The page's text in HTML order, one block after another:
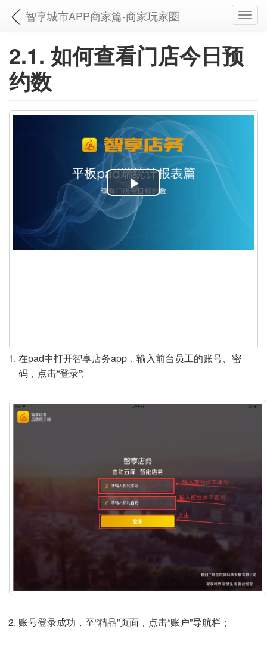
智享城市APP商家篇-商家玩家圈
2.1. 如何查看门店今日预
约数
P
l
a
d
o
在pad中打开智享店务app，输入前台员工的账号、密
码，点击“登录”;
账号登录成功，至“精品”页面，点击“账户”导航栏；